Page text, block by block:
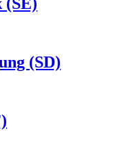
(SE)
(SD)